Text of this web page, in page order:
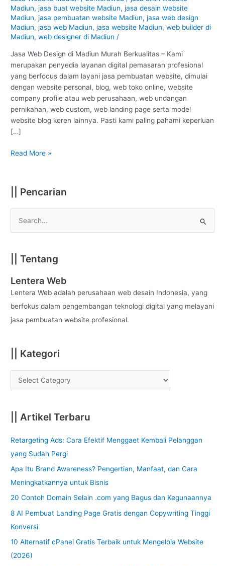
Madiun,jasa buat website Madiun,jasa desain website
Madiun,jasa pembuatan website Madiun,jasa web design
Madiun,jasa web Madiun,jasa website Madiun,web builder di
Madiun,web designer di Madiun /
Jasa Web Design di Madiun Murah Berkualitas – Kami
merupakan penyedia layanan digital pemasaran profesional
yang berfocus dalam layani jasa pembuatan website, dimulai
dengan website personal, blog, web toko online, website
company profile atau web perusahaan, web undangan
pernikahan, web custom, web landing page serta model
website blog keren lainnya. Pasti kami paling pahami keperluan
[…]
Madiun
–
Madiun
:
Read More »
|| Pencarian
r
c
h
f
o
|| Tentang
Lentera Web
Lentera Web adalah perusahaan web desain Indonesia, yang
berfokus dalam pengembangan teknologi digital yang melayani
jasa pembuatan website profesional.
|| Kategori
|| Artikel Terbaru
Retargeting Ads: Cara Efektif Menggaet Kembali Pelanggan
yang Sudah Pergi
Apa Itu Brand Awareness? Pengertian, Manfaat, dan Cara
Meningkatkannya untuk Bisnis
20 Contoh Domain Selain .com yang Bagus dan Kegunaannya
8 AI Pembuat Landing Page Gratis dengan Copywriting Tinggi
Konversi
10 Alternatif cPanel Gratis Terbaik untuk Mengelola Website
(2026)